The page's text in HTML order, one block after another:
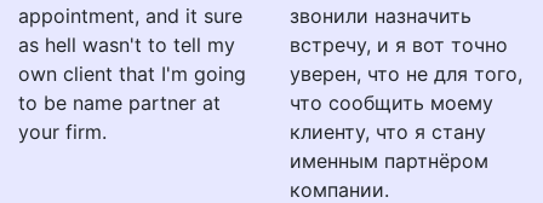
appointment, and it sure
as hell wasn't to tell my
own client that I'm going
to be name partner at
your firm.
звонили назначить
встречу, и я вот точно
уверен, что не для того,
что сообщить моему
клиенту, что я стану
именным партнёром
компании.